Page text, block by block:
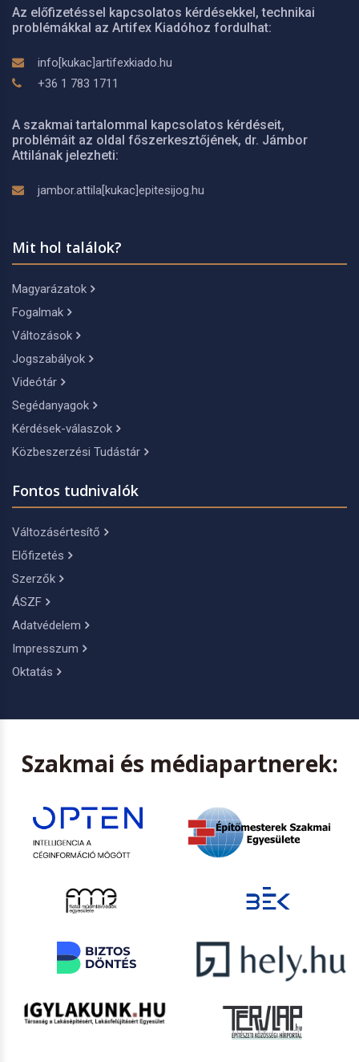
Az előfizetéssel kapcsolatos kérdésekkel, technikai
problémákkal az Artifex Kiadóhoz fordulhat:
info[kukac]artifexkiado.hu
+36 1 783 1711
A szakmai tartalommal kapcsolatos kérdéseit,
problémáit az oldal főszerkesztőjének, dr. Jámbor
Attilának jelezheti:
jambor.attila[kukac]epitesijog.hu
Mit hol találok?
Magyarázatok
Fogalmak
Változások
Jogszabályok
Videótár
Segédanyagok
Kérdések-válaszok
Közbeszerzési Tudástár
Fontos tudnivalók
Változásértesítő
Előfizetés
Szerzők
ÁSZF
Adatvédelem
Impresszum
Oktatás
Szakmai és médiapartnerek: